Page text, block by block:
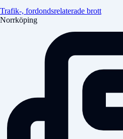
Trafik-, fordondsrelaterade brott
Norrköping